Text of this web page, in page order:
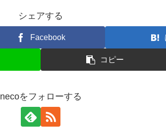
シェアする
Facebook
コピー
necoをフォローする